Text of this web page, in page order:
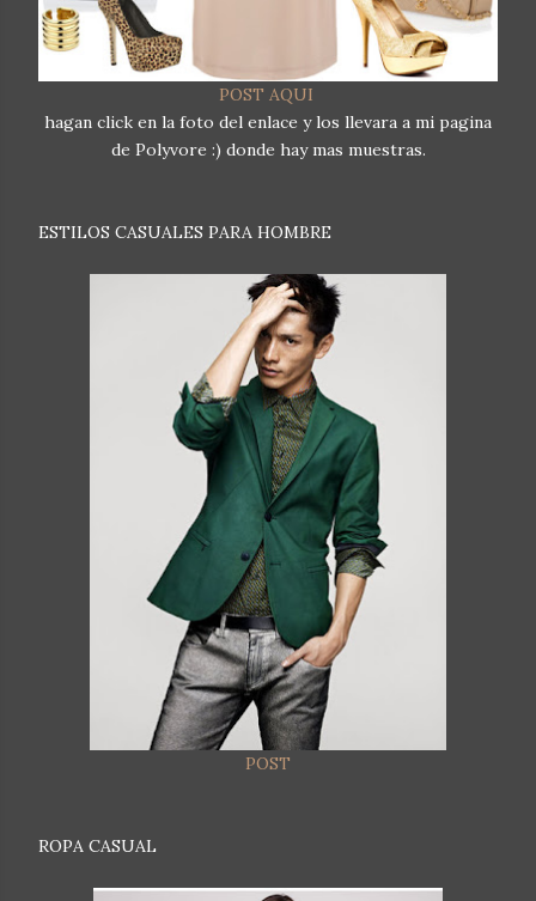
POST AQUI
hagan click en la foto del enlace y los llevara a mi pagina
de Polyvore :) donde hay mas muestras.
ESTILOS CASUALES PARA HOMBRE
POST
ROPA CASUAL